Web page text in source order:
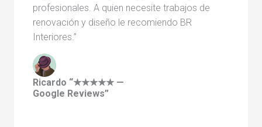
profesionales. A quien necesite trabajos de
renovación y diseño le recomiendo BR
Interiores.”
Ricardo “★★★★★ —
Google Reviews”